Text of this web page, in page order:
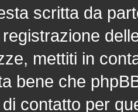
scritta da
mettiti in
bene che
contatto per